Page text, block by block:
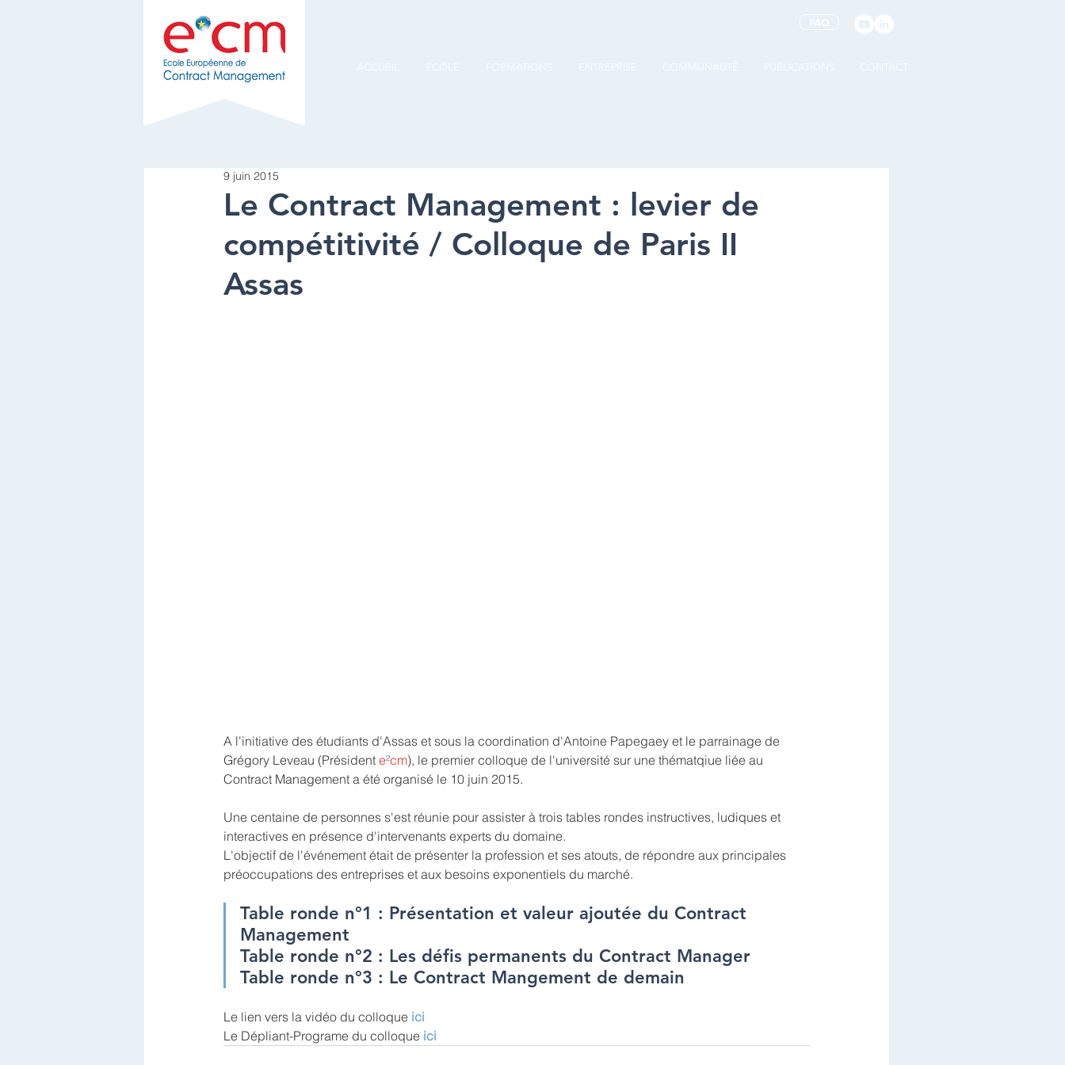
Le Contract Management : levier de
compétitivité / Colloque de Paris II
Assas
9 juin 2015
A l'initiative des étudiants d'Assas et sous la coordination d'Antoine Papegaey et le parrainage de
Grégory Leveau (Président e²cm), le premier colloque de l'université sur une thématqiue liée au
Contract Management a été organisé le 10 juin 2015.
Une centaine de personnes s'est réunie pour assister à trois tables rondes instructives, ludiques et
interactives en présence d'intervenants experts du domaine.
L'objectif de l'événement était de présenter la profession et ses atouts, de répondre aux principales
préoccupations des entreprises et aux besoins exponentiels du marché.
Table ronde n°1 : Présentation et valeur ajoutée du Contract
Management
Table ronde n°2 : Les défis permanents du Contract Manager
Table ronde n°3 : Le Contract Mangement de demain
Le lien vers la vidéo du colloque ici
Le Dépliant-Programe du colloque ici